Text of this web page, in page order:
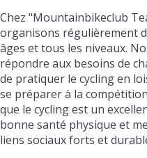
Chez "Mountainbikeclub
organisons régulièrement
âges et tous les niveaux.
répondre aux besoins de
de pratiquer le cycling en
se préparer à la
que le cycling est un
bonne santé physique et
liens sociaux forts et